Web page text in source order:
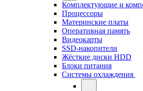
Комплектующие и
Процессоры
Материнские платы
Оперативная память
Видеокарты
SSD-накопители
Жёсткие диски HDD
Блоки питания
Системы охлаждения